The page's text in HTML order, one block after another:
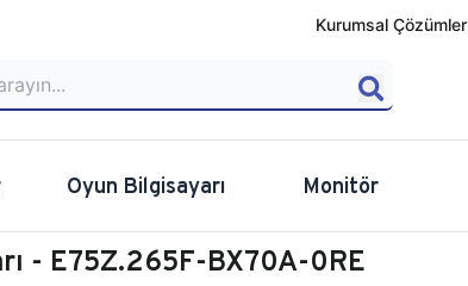
Kurumsal Çözümler
Oyun Bilgisayarı Monitör
- E75Z.265F-BX70A-0RE